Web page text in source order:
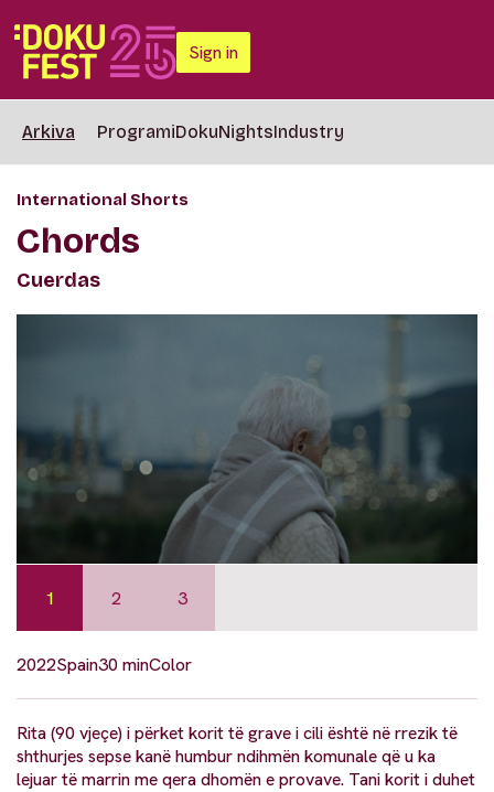
Sign in
Arkiva ProgramiDokuNightsIndustry
International Shorts
Chords
Cuerdas
1 2 3
2022Spain30 minColor
Rita (90 vjeçe) i përket korit të grave i cili është në rrezik të
shthurjes sepse kanë humbur ndihmën komunale që u ka
lejuar të marrin me qera dhomën e provave. Tani korit i duhet